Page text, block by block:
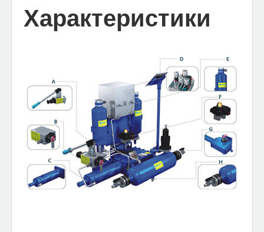
Характеристики